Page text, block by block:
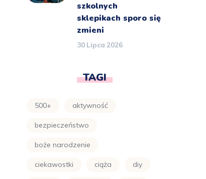
szkolnych
sklepikach sporo się
zmieni
30 Lipca 2026
TAGI
500+ aktywność
bezpieczeństwo
boże narodzenie
ciekawostki ciąża diy